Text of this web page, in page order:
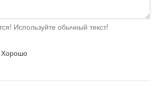
Используйте обычный текст!
Хорошо